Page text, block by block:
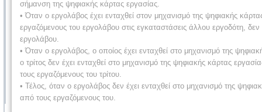
σήμανση της ψηφιακής κάρτας εργασίας.
• Όταν ο εργολάβος έχει ενταχθεί στον μηχανισμό της ψηφιακής
εργαζόμενους του εργολάβου στις εγκαταστάσεις άλλου εργοδότη,
εργολάβου.
• Όταν ο εργολάβος, ο οποίος έχει ενταχθεί στο μηχανισμό της
ο τρίτος δεν έχει ενταχθεί στο μηχανισμό της ψηφιακής κάρτας
τους εργαζόμενους του τρίτου.
• Τέλος, όταν ο εργολάβος δεν έχει ενταχθεί στο μηχανισμό της
από τους εργαζόμενους του.